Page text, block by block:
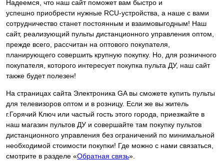
Надеемся, что наш сайт поможет вам быстро и
успешно приобрести нужные RCU-устройства, а наше с вами
сотрудничество станет постоянным и взаимовыгодным! Наш
сайт, реализующий пульты дистанционного управления оптом,
прежде всего, рассчитан на оптового покупателя,
планирующего совершить крупную покупку. Но, для розничного
покупателя, которого интересует покупка пульта ДУ, наш сайт
также будет полезен!
На страницах сайта Электроника GA вы cможете купить пульты
для телевизоров оптом и в розницу. Если же вы житель
г.Горячий Ключ или частый гость этого города, приезжайте в
наш магазин пультов ДУ и совершайте там покупку пультов
дистанционного управления без ограничений по минимальной
необходимой стоимости покупки! Где можно с нами связаться,
смотрите в разделе «Обратная связь».